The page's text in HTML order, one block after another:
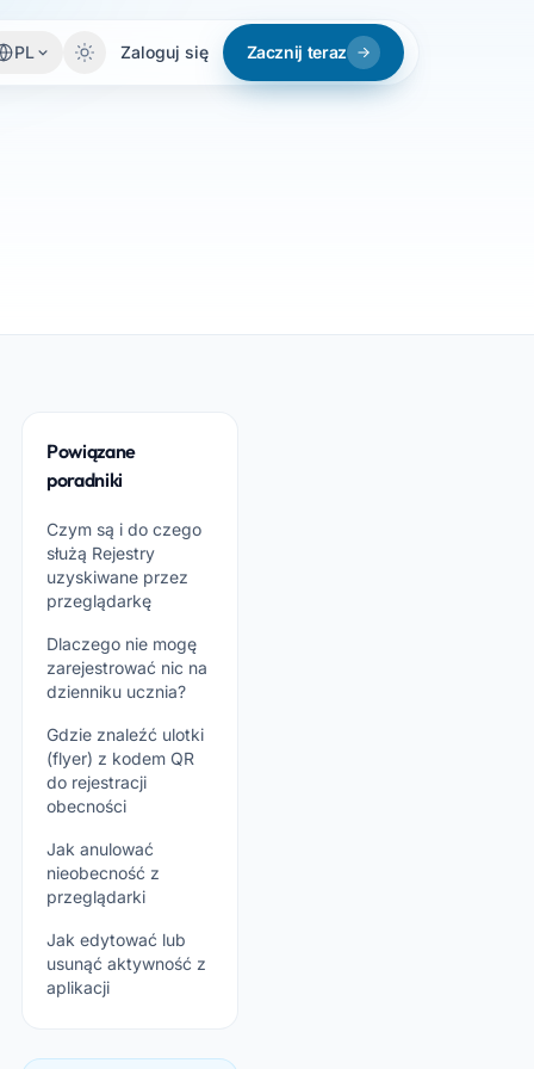
PL Zaloguj się Zacznij teraz
Powiązane
poradniki
Czym są i do czego
służą Rejestry
uzyskiwane przez
przeglądarkę
Dlaczego nie mogę
zarejestrować nic na
dzienniku ucznia?
Gdzie znaleźć ulotki
(flyer) z kodem QR
do rejestracji
obecności
Jak anulować
nieobecność z
przeglądarki
Jak edytować lub
usunąć aktywność z
aplikacji